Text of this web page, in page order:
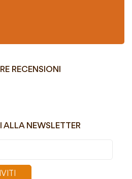
RECENSIONI
ALLA NEWSLETTER